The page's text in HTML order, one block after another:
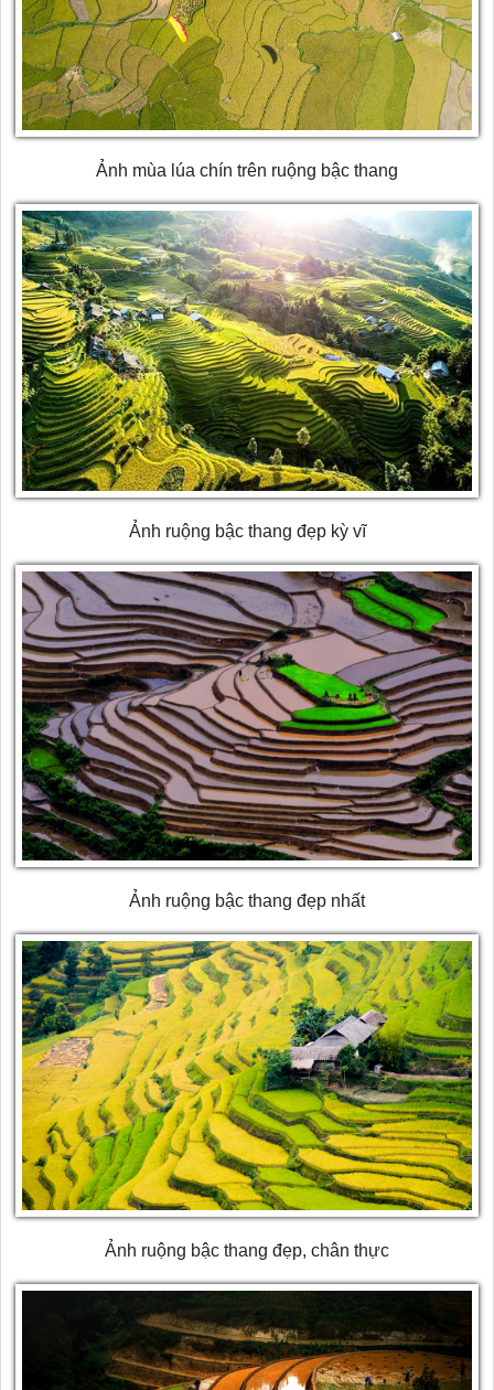
Ảnh mùa lúa chín trên ruộng bậc thang
Ảnh ruộng bậc thang đẹp kỳ vĩ
Ảnh ruộng bậc thang đẹp nhất
Ảnh ruộng bậc thang đẹp, chân thực